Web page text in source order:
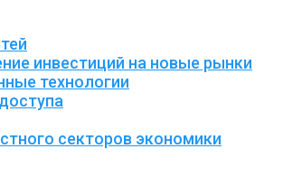
инвестиций на новые рынки
технологии
секторов экономики